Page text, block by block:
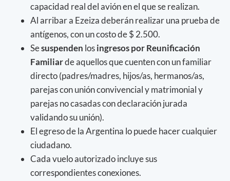
capacidad real del avión en el que se realizan.
Al arribar a Ezeiza deberán realizar una prueba de
antígenos, con un costo de $ 2.500.
Sesuspenden losingresos por Reunificación
Familiarde aquellos que cuenten con un familiar
directo (padres/madres, hijos/as, hermanos/as,
parejas con unión convivencial y matrimonial y
parejas no casadas con declaración jurada
validando su unión).
El egreso de la Argentina lo puede hacer cualquier
ciudadano.
Cada vuelo autorizado incluye sus
correspondientes conexiones.